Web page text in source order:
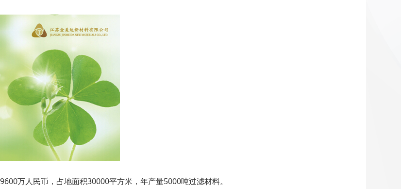
万人民币，占地面积30000平方米，年产量5000吨过滤材料。